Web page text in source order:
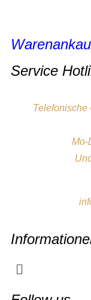
Service
Telefonische
Mo-